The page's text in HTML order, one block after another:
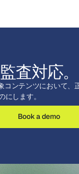
査対応。
コンテンツにおいて、
にします。
Book a demo